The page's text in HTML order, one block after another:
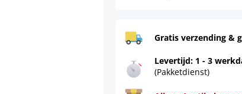
Gratis verzending &
Levertijd: 1 - 3
(Pakketdienst)